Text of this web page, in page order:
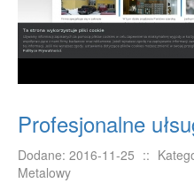
Profesjonalne
Dodane: 2016-11-25 ::
Metalowy